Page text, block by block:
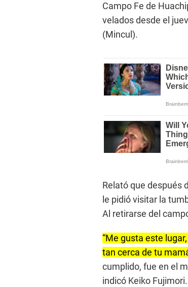
Campo Fe de
velados desde el
(Mincul).
Relató que después
le pidió visitar la
Al retirarse del
“Me gusta este
tan cerca de tu
cumplido, fue en el
indicó Keiko Fujimori.